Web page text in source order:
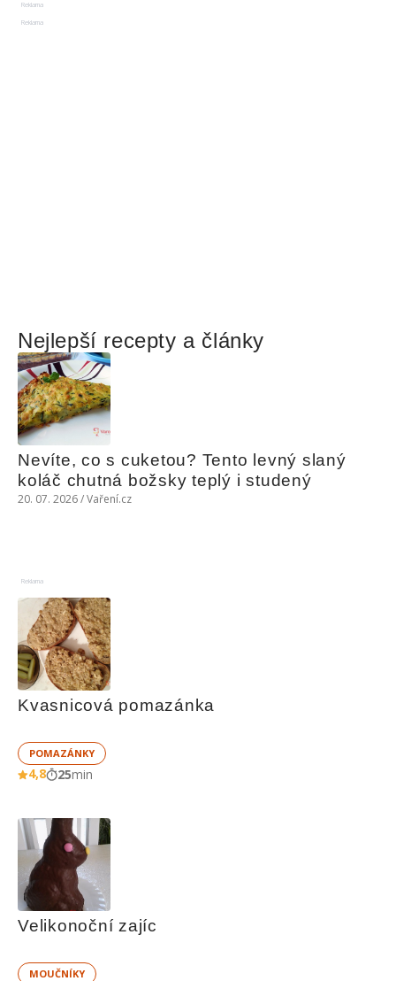
Reklama
Reklama
Nejlepší recepty a články
Nevíte, co s cuketou? Tento levný slaný
koláč chutná božsky teplý i studený
20. 07. 2026 / Vaření.cz
Reklama
Kvasnicová pomazánka
POMAZÁNKY
4,8 25min
Velikonoční zajíc
MOUČNÍKY